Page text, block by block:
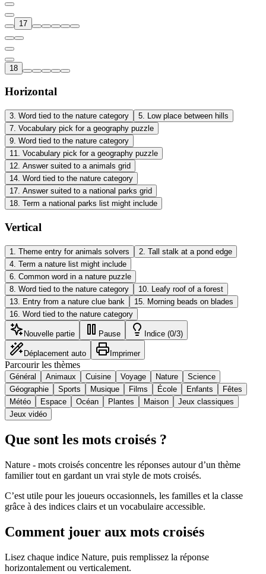
17
18
Horizontal
3. Word tied to the nature category 5. Low place between hills
7. Vocabulary pick for a geography puzzle
9. Word tied to the nature category
11. Vocabulary pick for a geography puzzle
12. Answer suited to a animals grid
14. Word tied to the nature category
17. Answer suited to a national parks grid
18. Term a national parks list might include
Vertical
1 Theme entry for animals solvers 2 Tall stalk at a pond edge
4 Term a nature list might include
6 Common word in a nature puzzle
8 Word tied to the nature category 10 Leafy roof of a forest
13 Entry from a nature clue bank 15 Morning beads on blades
16 Word tied to the nature category
Nouvelle partie Pause Indice (0/3)
Déplacement auto Imprimer
Parcourir les thèmes
Général Animaux Cuisine Voyage Nature
Science
Géographie
Sports Musique Films École Enfants
Fêtes
Météo
Espace Océan Plantes Maison
Jeux classiques
Jeux vidéo
Que sont les mots croisés ?
Nature - mots croisés concentre les réponses autour d’un thème
familier tout en gardant un vrai style de mots croisés.
C’est utile pour les joueurs occasionnels, les familles et la classe
grâce à des indices clairs et un vocabulaire accessible.
Comment jouer aux mots croisés
Lisez chaque indice Nature, puis remplissez la réponse
horizontalement ou verticalement.